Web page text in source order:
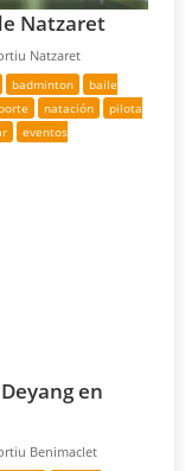
Natzaret
Natzaret
badminton
baile
natación
pilota
eventos
en
Benimaclet